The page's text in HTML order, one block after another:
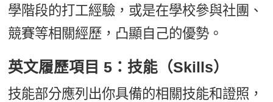
學階段的打工經驗，或是在學校參與社團、
競賽等相關經歷，凸顯自己的優勢。
英文履歷項目 5：技能（Skills）
技能部分應列出你具備的相關技能和證照，